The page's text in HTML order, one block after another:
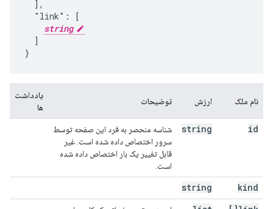
  ],
  "link": [
string
  ]
}
نام ملک ارزش توضیحات
یادداشت
ها
id
string
شناسه منحصر به فرد این صفحه توسط
سرور اختصاص داده شده است. غیر
قابل تغییر یک بار اختصاص داده شده
است.
kind
string